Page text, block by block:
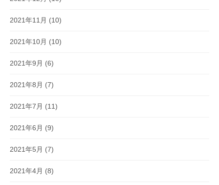
2021年11月 (10)
2021年10月 (10)
2021年9月 (6)
2021年8月 (7)
2021年7月 (11)
2021年6月 (9)
2021年5月 (7)
2021年4月 (8)